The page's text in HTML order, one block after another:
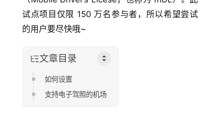
试点项目仅限 150 万名参与者，所以希望尝试
的用户要尽快哦~
文章目录
如何设置
支持电子驾照的机场